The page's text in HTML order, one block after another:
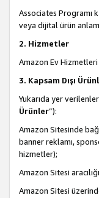
Associates Programı
veya dijital ürün
2. Hizmetler
Amazon Ev
3. Kapsam Dışı
Yukarıda yer
Ürünler”):
Amazon Sitesinde
banner reklamı,
hizmetler);
Amazon Sitesi
Amazon Sitesi